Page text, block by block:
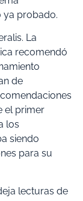
ya probado.
La
recomendó
de
el primer
los
siendo
para su
lecturas de